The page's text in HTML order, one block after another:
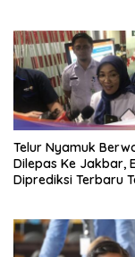
Telur Nyamuk
Dilepas Ke Jakbar,
Diprediksi Terbaru